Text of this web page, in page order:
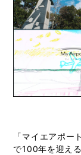
「マイエアポ
で100年を迎え